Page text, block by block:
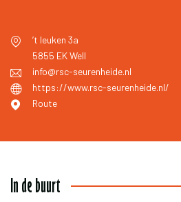
’t leuken 3a
5855 EKWell
info@rsc-seurenheide.nl
https://www.rsc-seurenheide.nl/
Route
In de buurt